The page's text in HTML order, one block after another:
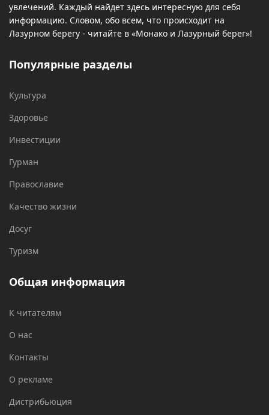
увлечений. Каждый найдет здесь интересную для себя
информацию. Словом, обо всем, что происходит на
Лазурном берегу - читайте в «Монако и Лазурный берег»!
Популярные разделы
Культура
Здоровье
Инвестиции
Гурман
Православие
Качество жизни
Досуг
Туризм
Общая информация
К читателям
О нас
Контакты
О рекламе
Дистрибьюция